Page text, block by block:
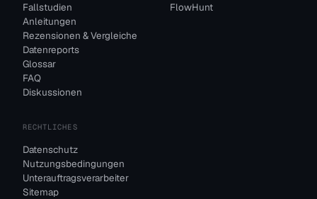
Fallstudien
Anleitungen
Rezensionen & Vergleiche
Datenreports
Glossar
FAQ
Diskussionen
FlowHunt
RECHTLICHES
Datenschutz
Nutzungsbedingungen
Unterauftragsverarbeiter
Sitemap